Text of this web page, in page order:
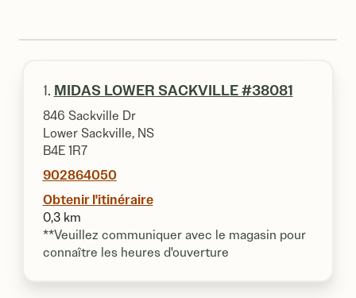
1. MIDAS LOWER SACKVILLE #38081
846 Sackville Dr
Lower Sackville, NS
B4E 1R7
902864050
Obtenir l'itinéraire
0,3 km
**Veuillez communiquer avec le magasin pour
connaître les heures d'ouverture